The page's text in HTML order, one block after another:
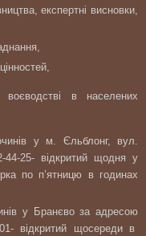
експертні висновки,
в населених
у м. Єльблонг, вул.
25- відкритий щодня у
по п’ятницю в годинах
у Бранєво за адресою
відкритий щосереди в